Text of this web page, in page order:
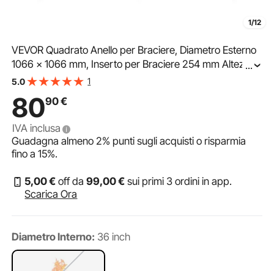
1/12
VEVOR Quadrato Anello per Braciere, Diametro Esterno
1066 x 1066 mm, Inserto per Braciere 254 mm Altezza,
Rivestimento in Acciaio al Carbonio Impieghi Gravosi,
...
5.0 1
8090€
IVA inclusa
Guadagna almeno2% punti sugli acquisti o risparmia
fino a15%.
5,00€ off da99,00€ sui primi 3 ordini in app.
Scarica Ora
Diametro Interno: 36 inch